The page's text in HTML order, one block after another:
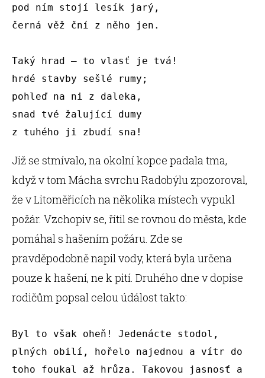
pod ním stojí lesík jarý,
černá věž ční z něho jen.
Taký hrad — to vlasť je tvá!
hrdé stavby sešlé rumy;
pohleď na ni z daleka,
snad tvé žalující dumy
z tuhého ji zbudí sna!
Již se stmívalo, na okolní kopce padala tma,
když v tom Mácha svrchu Radobýlu zpozoroval,
že v Litoměřicích na několika místech vypukl
požár. Vzchopiv se, řítil se rovnou do města, kde
pomáhal s hašením požáru. Zde se
pravděpodobně napil vody, která byla určena
pouze k hašení, ne k pití. Druhého dne v dopise
rodičům popsal celou údálost takto:
Byl to však oheň! Jedenácte stodol,
plných obilí, hořelo najednou a vítr do
toho foukal až hrůza. Takovou jasnosť a